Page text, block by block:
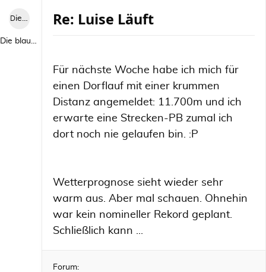
Die blaue Luise
Die blaue Luise
Re: Luise Läuft
Für nächste Woche habe ich mich für
einen Dorflauf mit einer krummen
Distanz angemeldet: 11.700m und ich
erwarte eine Strecken-PB zumal ich
dort noch nie gelaufen bin. :P
Wetterprognose sieht wieder sehr
warm aus. Aber mal schauen. Ohnehin
war kein nomineller Rekord geplant.
Schließlich kann ...
Forum: